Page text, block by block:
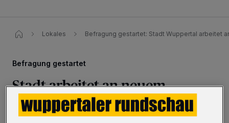
Lokales Befragung gestartet: Stadt Wuppertal arbeitet
Befragung gestartet
Stadt arbeitet an neuem
Mietspiegel